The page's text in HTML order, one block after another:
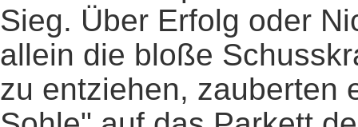
Sieg. Über Erfolg oder
allein die bloße
zu entziehen, zauberten